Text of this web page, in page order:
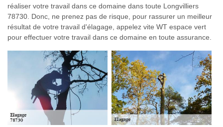
réaliser votre travail dans ce domaine dans toute Longvilliers
78730. Donc, ne prenez pas de risque, pour rassurer un meilleur
résultat de votre travail d'élagage, appelez vite WT espace vert
pour effectuer votre travail dans ce domaine en toute assurance.